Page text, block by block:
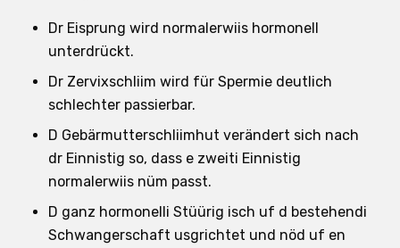
Dr Eisprung wird normalerwiis hormonell
unterdrückt.
Dr Zervixschliim wird für Spermie deutlich
schlechter passierbar.
D Gebärmutterschliimhut verändert sich nach
dr Einnistig so, dass e zweiti Einnistig
normalerwiis nüm passt.
D ganz hormonelli Stüürig isch uf d bestehendi
Schwangerschaft usgrichtet und nöd uf en